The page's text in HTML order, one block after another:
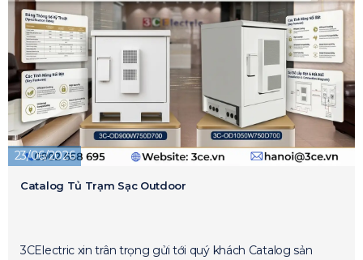
23/06/2026
Catalog Tủ Trạm Sạc Outdoor
3CElectric xin trân trọng gửi tới quý khách Catalog sản